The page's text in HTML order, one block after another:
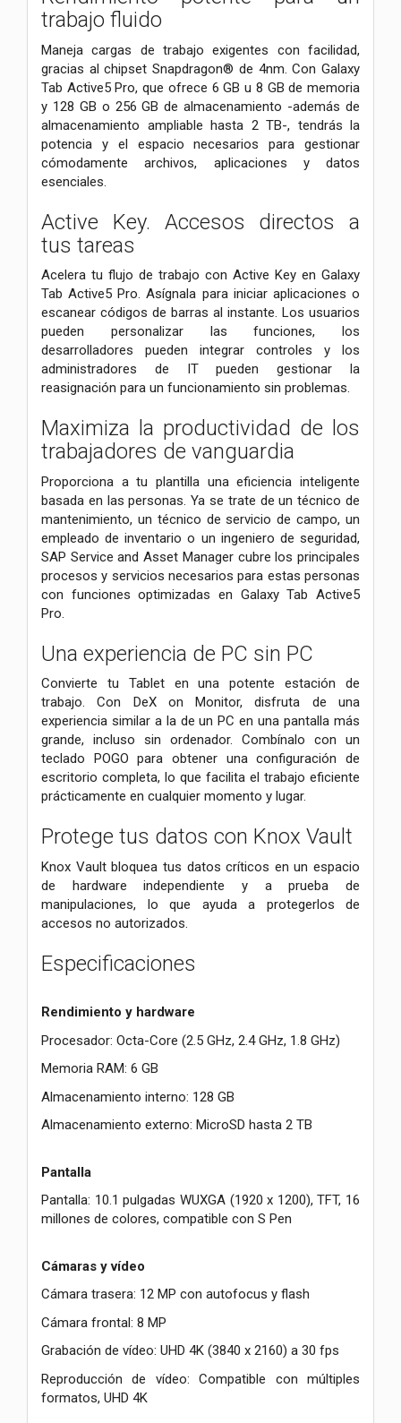
trabajo fluido
Maneja cargas de trabajo exigentes con facilidad,
gracias al chipset Snapdragon® de 4nm. Con Galaxy
Tab Active5 Pro, que ofrece 6 GB u 8 GB de memoria
y 128 GB o 256 GB de almacenamiento -además de
almacenamiento ampliable hasta 2 TB-, tendrás la
potencia y el espacio necesarios para gestionar
cómodamente archivos, aplicaciones y datos
esenciales.
Active Key. Accesos directos a
tus tareas
Acelera tu flujo de trabajo con Active Key en Galaxy
Tab Active5 Pro. Asígnala para iniciar aplicaciones o
escanear códigos de barras al instante. Los usuarios
pueden personalizar las funciones, los
desarrolladores pueden integrar controles y los
administradores de IT pueden gestionar la
reasignación para un funcionamiento sin problemas.
Maximiza la productividad de los
trabajadores de vanguardia
Proporciona a tu plantilla una eficiencia inteligente
basada en las personas. Ya se trate de un técnico de
mantenimiento, un técnico de servicio de campo, un
empleado de inventario o un ingeniero de seguridad,
SAP Service and Asset Manager cubre los principales
procesos y servicios necesarios para estas personas
con funciones optimizadas en Galaxy Tab Active5
Pro.
Una experiencia de PC sin PC
Convierte tu Tablet en una potente estación de
trabajo. Con DeX on Monitor, disfruta de una
experiencia similar a la de un PC en una pantalla más
grande, incluso sin ordenador. Combínalo con un
teclado POGO para obtener una configuración de
escritorio completa, lo que facilita el trabajo eficiente
prácticamente en cualquier momento y lugar.
Protege tus datos con Knox Vault
Knox Vault bloquea tus datos críticos en un espacio
de hardware independiente y a prueba de
manipulaciones, lo que ayuda a protegerlos de
accesos no autorizados.
Especificaciones
Rendimiento y hardware
Procesador: Octa-Core (2.5 GHz, 2.4 GHz, 1.8 GHz)
Memoria RAM: 6 GB
Almacenamiento interno: 128 GB
Almacenamiento externo: MicroSD hasta 2 TB
Pantalla
Pantalla: 10.1 pulgadas WUXGA (1920 x 1200), TFT, 16
millones de colores, compatible con S Pen
Cámaras y vídeo
Cámara trasera: 12 MP con autofocus y flash
Cámara frontal: 8 MP
Grabación de vídeo: UHD 4K (3840 x 2160) a 30 fps
Reproducción de vídeo: Compatible con múltiples
formatos, UHD 4K